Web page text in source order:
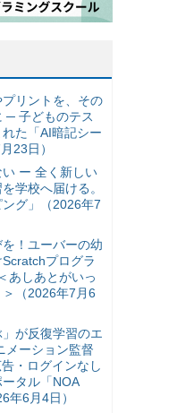
リントを、その
─ 子どものテス
れた「AI暗記シー
23日）
い ー 全く新しい
学校へ届ける。
ング」（2026年7
！ユーバーの幼
プログラ
しあとがいっ
（2026年7月6
」が反復学習のエ
メーション監督
・ログインなし
タル「NOA
年6月4日）